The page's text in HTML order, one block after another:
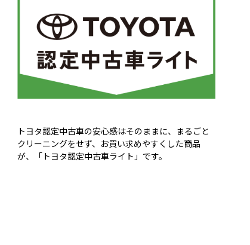
トヨタ認定中古車の安心感はそのままに、まるごと
クリーニングをせず、お買い求めやすくした商品
が、「トヨタ認定中古車ライト」です。